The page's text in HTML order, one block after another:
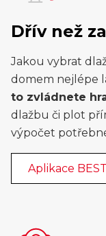
Dřív než
Jakou vybrat
domem nejlépe
to zvládnete
dlažbu či plot
výpočet
Aplikace